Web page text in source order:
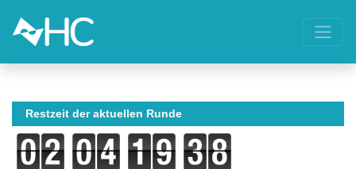
Restzeit der aktuellen Runde